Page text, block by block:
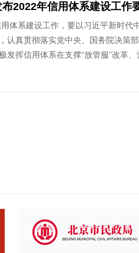
2022年信用体系建设工作
体系建设工作，要以习近平新时
认真贯彻落实党中央、国务院决
发挥信用体系在支撑“放管服”改革